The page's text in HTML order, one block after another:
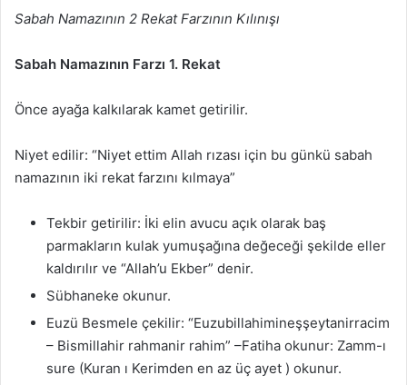
Sabah Namazının 2 Rekat Farzının Kılınışı
Sabah Namazının Farzı 1. Rekat
Önce ayağa kalkılarak kamet getirilir.
Niyet edilir: “Niyet ettim Allah rızası için bu günkü sabah
namazının iki rekat farzını kılmaya”
Tekbir getirilir: İki elin avucu açık olarak baş
parmakların kulak yumuşağına değeceği şekilde eller
kaldırılır ve “Allah’u Ekber” denir.
Sübhaneke okunur.
Euzü Besmele çekilir: “Euzubillahimineşşeytanirracim
– Bismillahir rahmanir rahim” –Fatiha okunur: Zamm-ı
sure (Kuran ı Kerimden en az üç ayet ) okunur.